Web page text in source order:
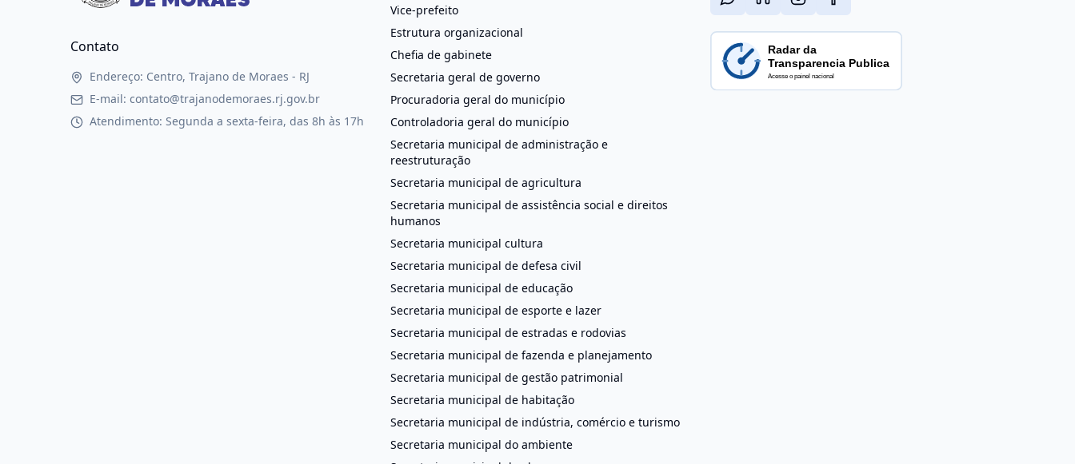
Contato
Endereço: Centro, Trajano de Moraes - RJ
E-mail: contato@trajanodemoraes.rj.gov.br
Atendimento: Segunda a sexta-feira, das 8h às 17h
Vice-prefeito
Estrutura organizacional
Chefia de gabinete
Secretaria geral de governo
Procuradoria geral do município
Controladoria geral do município
Secretaria municipal de administração e
reestruturação
Secretaria municipal de agricultura
Secretaria municipal de assistência social e direitos
humanos
Secretaria municipal cultura
Secretaria municipal de defesa civil
Secretaria municipal de educação
Secretaria municipal de esporte e lazer
Secretaria municipal de estradas e rodovias
Secretaria municipal de fazenda e planejamento
Secretaria municipal de gestão patrimonial
Secretaria municipal de habitação
Secretaria municipal de indústria, comércio e turismo
Secretaria municipal do ambiente